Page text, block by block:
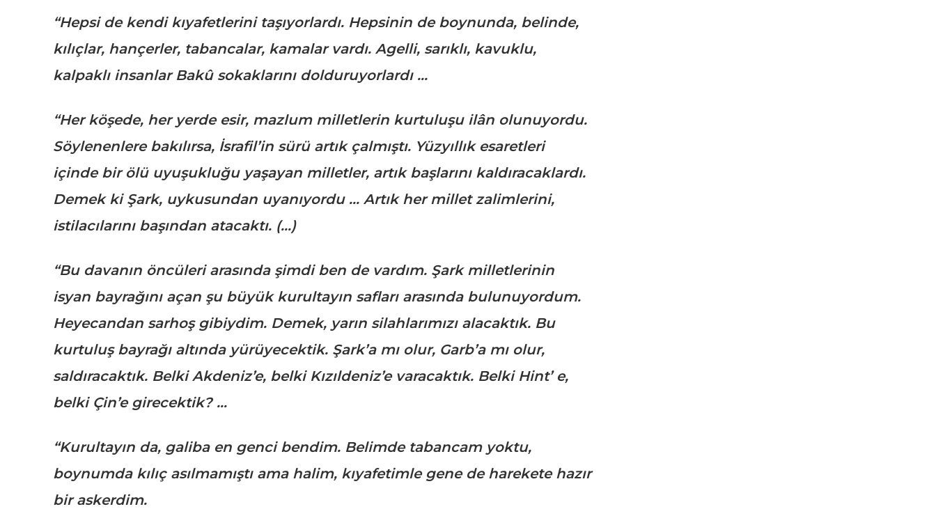
“Hepsi de kendi kıyafetlerini taşıyorlardı. Hepsinin de boynunda, belinde,
kılıçlar, hançerler, tabancalar, kamalar vardı. Agelli, sarıklı, kavuklu,
kalpaklı insanlar Bakû sokaklarını dolduruyorlardı …
“Her köşede, her yerde esir, mazlum milletlerin kurtuluşu ilân olunuyordu.
Söylenenlere bakılırsa, İsrafil’in sürü artık çalmıştı. Yüzyıllık esaretleri
içinde bir ölü uyuşukluğu yaşayan milletler, artık başlarını kaldıracaklardı.
Demek ki Şark, uykusundan uyanıyordu … Artık her millet zalimlerini,
istilacılarını başından atacaktı. (…)
“Bu davanın öncüleri arasında şimdi ben de vardım. Şark milletlerinin
isyan bayrağını açan şu büyük kurultayın safları arasında bulunuyordum.
Heyecandan sarhoş gibiydim. Demek, yarın silahlarımızı alacaktık. Bu
kurtuluş bayrağı altında yürüyecektik. Şark’a mı olur, Garb’a mı olur,
saldıracaktık. Belki Akdeniz’e, belki Kızıldeniz’e varacaktık. Belki Hint’ e,
belki Çin’e girecektik? …
“Kurultayın da, galiba en genci bendim. Belimde tabancam yoktu,
boynumda kılıç asılmamıştı ama halim, kıyafetimle gene de harekete hazır
bir askerdim.